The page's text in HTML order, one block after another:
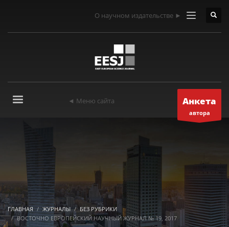
О научном издательстве ►
◄ Меню сайта Анкета
автора
ГЛАВНАЯ ЖУРНАЛЫ
БЕЗ РУБРИКИ
ВОСТОЧНО ЕВРОПЕЙСКИЙ НАУЧНЫЙ ЖУРНАЛ № 19, 2017